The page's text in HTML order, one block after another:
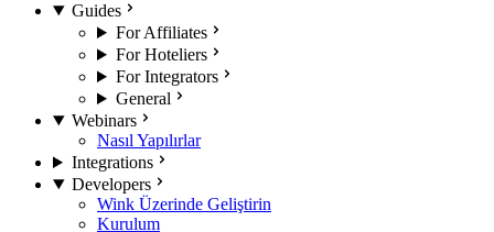
Guides
For Affiliates
For Hoteliers
For Integrators
General
Webinars
Nasıl Yapılırlar
Integrations
Developers
Wink Üzerinde Geliştirin
Kurulum